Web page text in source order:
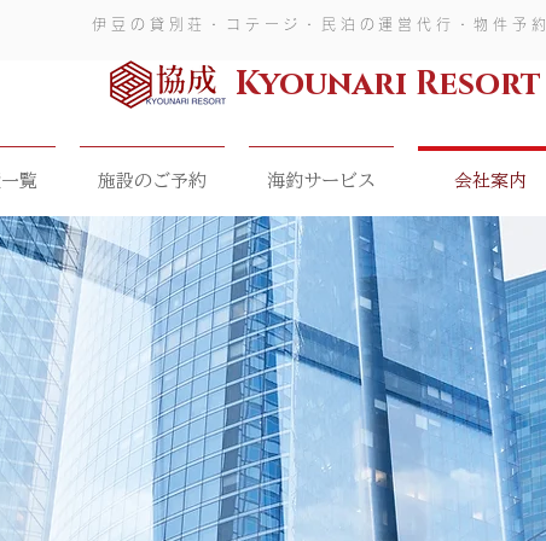
Kyounari Resort
伊豆の貸別荘・コテージ・民泊の運営代行・物件予約
覧 施設のご予約 海釣サービス 会社案内